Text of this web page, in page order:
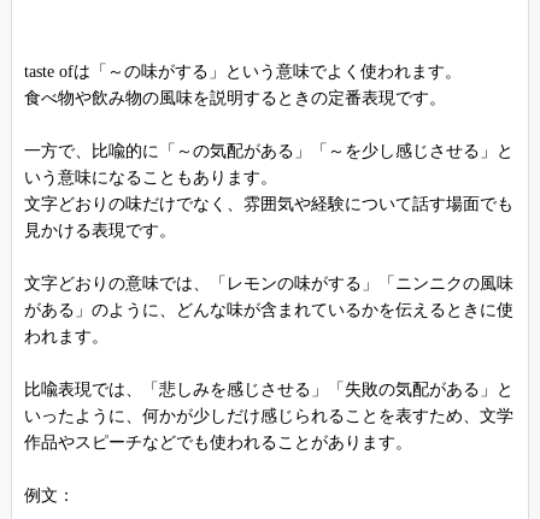
taste ofは「～の味がする」という意味でよく使われます。
食べ物や飲み物の風味を説明するときの定番表現です。
一方で、比喩的に「～の気配がある」「～を少し感じさせる」と
いう意味になることもあります。
文字どおりの味だけでなく、雰囲気や経験について話す場面でも
見かける表現です。
文字どおりの意味では、「レモンの味がする」「ニンニクの風味
がある」のように、どんな味が含まれているかを伝えるときに使
われます。
比喩表現では、「悲しみを感じさせる」「失敗の気配がある」と
いったように、何かが少しだけ感じられることを表すため、文学
作品やスピーチなどでも使われることがあります。
例文：